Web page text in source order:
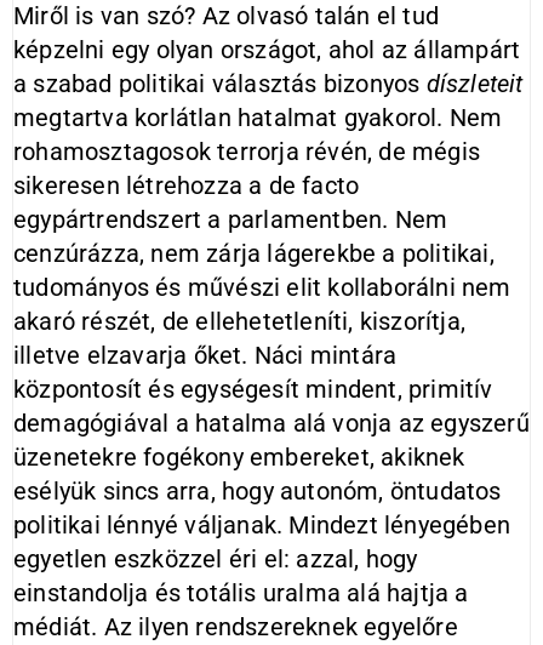
Miről is van szó? Az olvasó talán el tud
képzelni egy olyan országot, ahol az állampárt
a szabad politikai választás bizonyos díszleteit
megtartva korlátlan hatalmat gyakorol. Nem
rohamosztagosok terrorja révén, de mégis
sikeresen létrehozza a de facto
egypártrendszert a parlamentben. Nem
cenzúrázza, nem zárja lágerekbe a politikai,
tudományos és művészi elit kollaborálni nem
akaró részét, de ellehetetleníti, kiszorítja,
illetve elzavarja őket. Náci mintára
központosít és egységesít mindent, primitív
demagógiával a hatalma alá vonja az egyszerű
üzenetekre fogékony embereket, akiknek
esélyük sincs arra, hogy autonóm, öntudatos
politikai lénnyé váljanak. Mindezt lényegében
egyetlen eszközzel éri el: azzal, hogy
einstandolja és totális uralma alá hajtja a
médiát. Az ilyen rendszereknek egyelőre